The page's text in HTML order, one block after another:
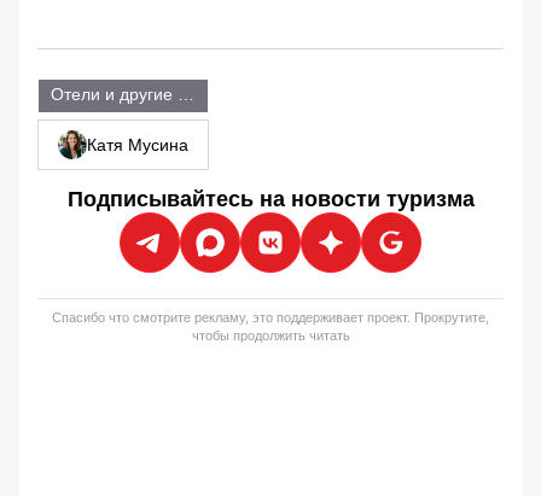
Катя Мусина
Подписывайтесь на новости туризма
Спасибо что смотрите рекламу, это поддерживает проект. Прокрутите,
чтобы продолжить читать